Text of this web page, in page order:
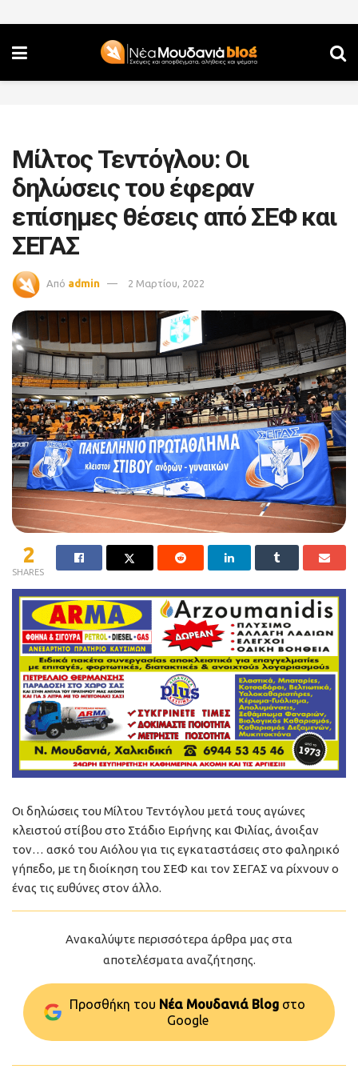
Μίλτος Τεντόγλου: Οι
δηλώσεις του έφεραν
επίσημες θέσεις από ΣΕΦ και
ΣΕΓΑΣ
Από admin 2 Μαρτίου, 2022
2
SHARES
Οι δηλώσεις του Μίλτου Τεντόγλου μετά τους αγώνες
κλειστού στίβου στο Στάδιο Ειρήνης και Φιλίας, άνοιξαν
τον… ασκό του Αιόλου για τις εγκαταστάσεις στο φαληρικό
γήπεδο, με τη διοίκηση του ΣΕΦ και τον ΣΕΓΑΣ να ρίχνουν ο
ένας τις ευθύνες στον άλλο.
Ανακαλύψτε περισσότερα άρθρα μας στα
αποτελέσματα αναζήτησης.
Προσθήκη του Νέα Μουδανιά Blog στo
Google